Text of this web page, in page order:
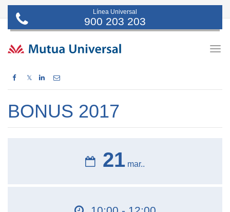
Línea Universal
900 203 203
𝕏
BONUS 2017
21 mar..